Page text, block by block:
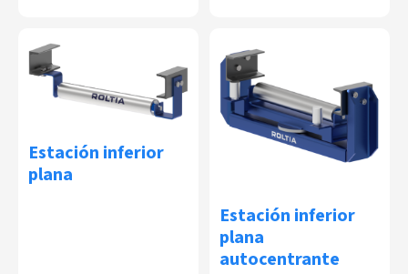
Estación inferior
plana
Estación inferior
plana
autocentrante